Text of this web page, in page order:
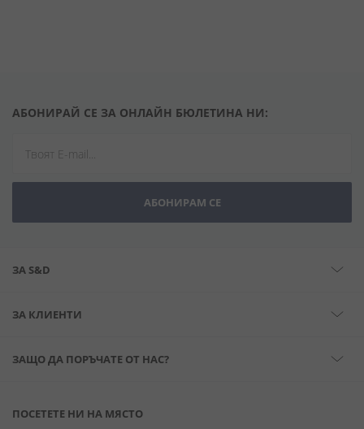
АБОНИРАЙ СЕ ЗА ОНЛАЙН БЮЛЕТИНА НИ:
АБОНИРАМ СЕ
ЗА S&D
ЗА КЛИЕНТИ
ЗАЩО ДА ПОРЪЧАТЕ ОТ НАС?
ПОСЕТЕТЕ НИ НА МЯСТО